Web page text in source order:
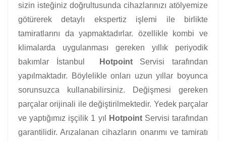
sizin isteğiniz doğrultusunda cihazlarınızı atölyemize
götürerek detaylı ekspertiz işlemi ile birlikte
tamiratlarını da yapmaktadırlar. özellikle kombi ve
klimalarda uygulanması gereken yıllık periyodik
bakımlar İstanbul
HotpointServisi tarafından
yapılmaktadır. Böylelikle onları uzun yıllar boyunca
sorunsuzca kullanabilirsiniz. Değişmesi gereken
parçalar orijinali ile değiştirilmektedir. Yedek parçalar
ve yaptığımız işçilik 1 yıl
HotpointServisi tarafından
garantilidir. Arızalanan cihazların onarımı ve tamiratı